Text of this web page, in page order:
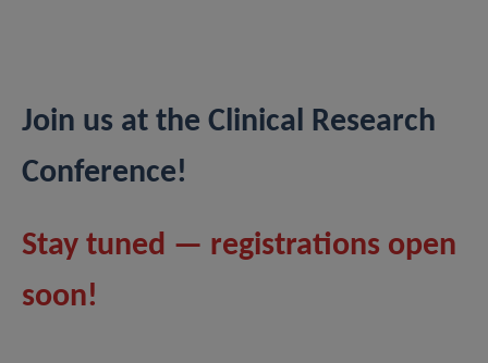
Join us at the Clinical Research
Conference!
Stay tuned — registrations open
soon!